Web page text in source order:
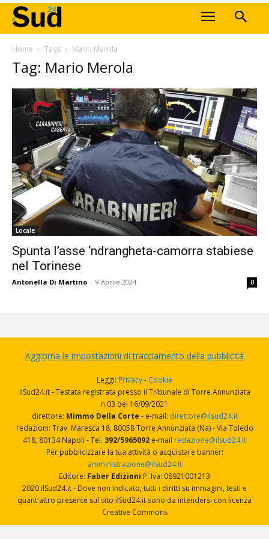
Home Tags Mario Merola
Tag: Mario Merola
Locale
Spunta l’asse ‘ndrangheta-camorra stabiese
nel Torinese
Antonella Di Martino - 9 Aprile 2024 0
Aggiorna le impostazioni di tracciamento della pubblicità
Leggi: Privacy- Cookie
ilSud24.it - Testata registrata presso il Tribunale di Torre Annunziata
n.03 del 16/09/2021
direttore: Mimmo Della Corte - e-mail: direttore@ilsud24.it
redazioni: Trav. Maresca 18, 80058 Torre Annunziata (Na) - Via Toledo
418, 80134 Napoli - Tel. 392/5965092 e-mail redazione@ilsud24.it
Per pubblicizzare la tua attività o acquistare banner:
amministrazione@ilsud24.it
Editore: Faber Edizioni P. Iva: 08921001213
2020 ilSud24.it - Dove non indicato, tutti i diritti su immagini, testi e
quant'altro presente sul sito ilSud24.it sono da intendersi con licenza
Creative Commons